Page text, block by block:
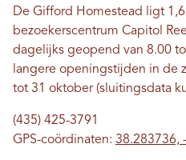
De Gifford Homestead ligt
bezoekerscentrum Capitol
dagelijks geopend van 8.00
langere openingstijden in de
tot 31 oktober (sluitingsdata
(435) 425-3791
GPS-coördinaten: 38.283736,